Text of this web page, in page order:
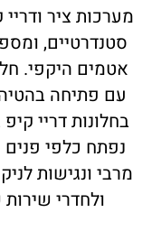
מערכות ציר
סטנדרטיים,
אטמים היקפי.
עם פתיחה
בחלונות דריי
נפתח כלפי פנים
מרבי ונגישות
ולחדרי